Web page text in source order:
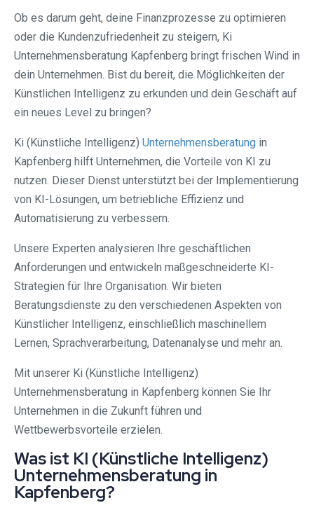
Ob es darum geht, deine Finanzprozesse zu optimieren
oder die Kundenzufriedenheit zu steigern, Ki
Unternehmensberatung Kapfenberg bringt frischen Wind in
dein Unternehmen. Bist du bereit, die Möglichkeiten der
Künstlichen Intelligenz zu erkunden und dein Geschäft auf
ein neues Level zu bringen?
Ki (Künstliche Intelligenz) Unternehmensberatung in
Kapfenberg hilft Unternehmen, die Vorteile von KI zu
nutzen. Dieser Dienst unterstützt bei der Implementierung
von KI-Lösungen, um betriebliche Effizienz und
Automatisierung zu verbessern.
Unsere Experten analysieren Ihre geschäftlichen
Anforderungen und entwickeln maßgeschneiderte KI-
Strategien für Ihre Organisation. Wir bieten
Beratungsdienste zu den verschiedenen Aspekten von
Künstlicher Intelligenz, einschließlich maschinellem
Lernen, Sprachverarbeitung, Datenanalyse und mehr an.
Mit unserer Ki (Künstliche Intelligenz)
Unternehmensberatung in Kapfenberg können Sie Ihr
Unternehmen in die Zukunft führen und
Wettbewerbsvorteile erzielen.
Was ist KI (Künstliche Intelligenz)
Unternehmensberatung in
Kapfenberg?